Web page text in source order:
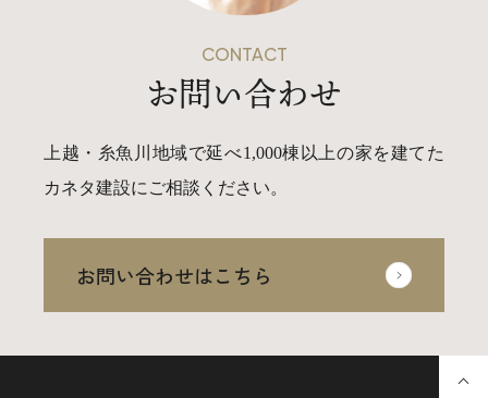
CONTACT
お問い合わせ
上越・糸魚川地域で延べ1,000棟以上の家を建てた
カネタ建設にご相談ください。
お問い合わせはこちら